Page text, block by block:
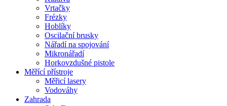
Vrtačky
Frézky
Hoblíky
Oscilační brusky
Nářadí na spojování
Mikronářadí
Horkovzdušné pistole
Měřící přístroje
Měřicí lasery
Vodováhy
Zahrada